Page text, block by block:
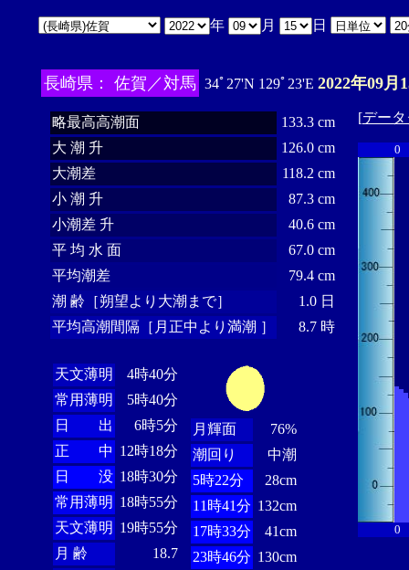
年 月 日
長崎県： 佐賀／対馬 34ﾟ27'N 129ﾟ23'E 2022年09月
略最高高潮面
133.3 cm
大 潮 升
126.0 cm
大潮差
118.2 cm
小 潮 升
87.3 cm
小潮差 升
40.6 cm
平 均 水 面
67.0 cm
平均潮差
79.4 cm
潮 齢［朔望より大潮まで］
1.0 日
平均高潮間隔［月正中より満潮 ］
8.7 時
天文薄明
4時40分
常用薄明
5時40分
日 出
6時5分
正 中 12時18分
日 没 18時30分
常用薄明 18時55分
天文薄明 19時55分
月 齢
18.7
月輝面
76%
潮回り
中潮
5時22分
28cm
11時41分 132cm
17時33分
41cm
23時46分 130cm
[デー
0
0